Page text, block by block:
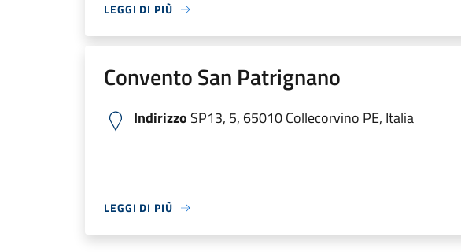
LEGGI DI PIÙ
Convento San Patrignano
Indirizzo SP13, 5, 65010 Collecorvino PE, Italia
LEGGI DI PIÙ